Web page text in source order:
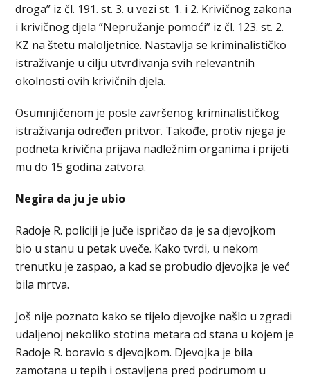
droga” iz čl. 191. st. 3. u vezi st. 1. i 2. Krivičnog zakona
i krivičnog djela ”Nepružanje pomoći” iz čl. 123. st. 2.
KZ na štetu maloljetnice. Nastavlja se kriminalističko
istraživanje u cilju utvrđivanja svih relevantnih
okolnosti ovih krivičnih djela.
Osumnjičenom je posle završenog kriminalističkog
istraživanja određen pritvor. Takođe, protiv njega je
podneta krivična prijava nadležnim organima i prijeti
mu do 15 godina zatvora.
Negira da ju je ubio
Radoje R. policiji je juče ispričao da je sa djevojkom
bio u stanu u petak uveče. Kako tvrdi, u nekom
trenutku je zaspao, a kad se probudio djevojka je već
bila mrtva.
Još nije poznato kako se tijelo djevojke našlo u zgradi
udaljenoj nekoliko stotina metara od stana u kojem je
Radoje R. boravio s djevojkom. Djevojka je bila
zamotana u tepih i ostavljena pred podrumom u